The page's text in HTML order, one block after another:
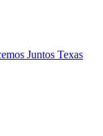
Juntos Texas